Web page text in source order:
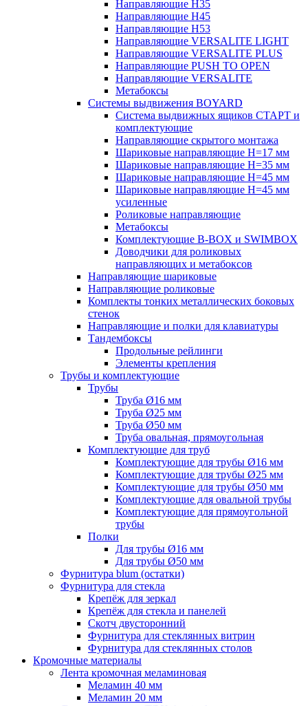
Направляющие H35
Направляющие H45
Направляющие H53
Направляющие VERSALITE LIGHT
Направляющие VERSALITE PLUS
Направляющие PUSH TO OPEN
Направляющие VERSALITE
Метабоксы
Системы выдвижения BOYARD
Система выдвижных ящиков СТАРТ и
комплектующие
Направляющие скрытого монтажа
Шариковые направляющие H=17 мм
Шариковые направляющие H=35 мм
Шариковые направляющие H=45 мм
Шариковые направляющие H=45 мм
усиленные
Роликовые направляющие
Метабоксы
Комплектующие B-BOX и SWIMBOX
Доводчики для роликовых
направляющих и метабоксов
Направляющие шариковые
Направляющие роликовые
Комплекты тонких металлических боковых
стенок
Направляющие и полки для клавиатуры
Тандембоксы
Продольные рейлинги
Элементы крепления
Трубы и комплектующие
Трубы
Труба Ø16 мм
Труба Ø25 мм
Труба Ø50 мм
Труба овальная, прямоугольная
Комплектующие для труб
Комплектующие для трубы Ø16 мм
Комплектующие для трубы Ø25 мм
Комплектующие для трубы Ø50 мм
Комплектующие для овальной трубы
Комплектующие для прямоугольной
трубы
Полки
Для трубы Ø16 мм
Для трубы Ø50 мм
Фурнитура blum (остатки)
Фурнитура для стекла
Крепёж для зеркал
Крепёж для стекла и панелей
Скотч двусторонний
Фурнитура для стеклянных витрин
Фурнитура для стеклянных столов
Кромочные материалы
Лента кромочная меламиновая
Меламин 40 мм
Меламин 20 мм